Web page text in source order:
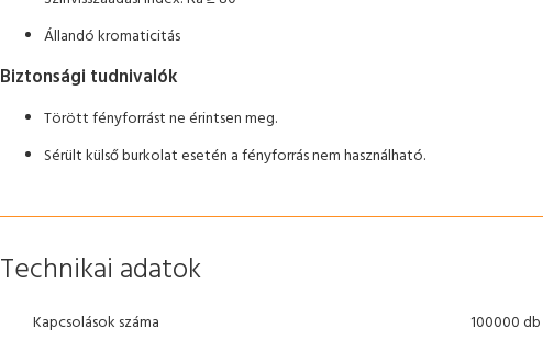
Állandó kromaticitás
Biztonsági tudnivalók
Törött fényforrást ne érintsen meg.
Sérült külső burkolat esetén a fényforrás nem használható.
Technikai adatok
Kapcsolások száma
100000 db